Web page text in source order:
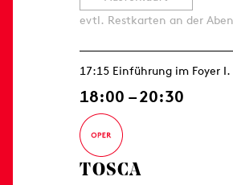
evtl. Restkarten an der
17:15 Einführung im Foyer I.
18:00 – 20:30
TOSCA